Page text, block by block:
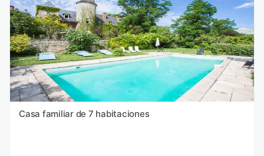
Casa familiar de 7 habitaciones